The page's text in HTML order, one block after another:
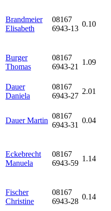
Brandmeier
Elisabeth
08167
6943-13
0.10
Burger
Thomas
08167
6943-21
1.09
Dauer
Daniela
08167
6943-27
2.01
Dauer Martin
08167
6943-31
0.04
Eckebrecht
Manuela
08167
6943-59
1.14
Fischer
Christine
08167
6943-28
0.14